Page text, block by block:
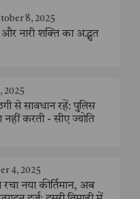
8, 2025
और नारी शक्ति का अद्भुत
2025
से सावधान रहें: पुलिस
करती - सीए ज्योति
4, 2025
नया कीर्तिमान, अब